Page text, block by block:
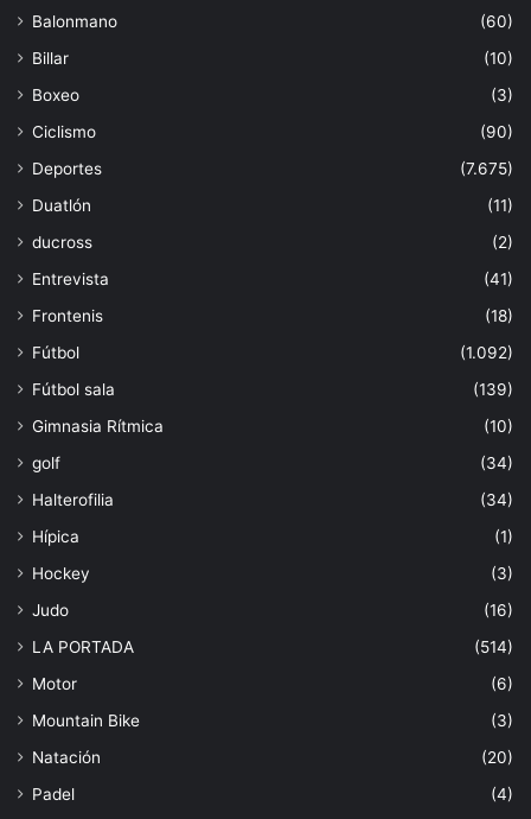
Balonmano
(60)
Billar
(10)
Boxeo
(3)
Ciclismo
(90)
Deportes
(7.675)
Duatlón
(11)
ducross
(2)
Entrevista
(41)
Frontenis
(18)
Fútbol
(1.092)
Fútbol sala
(139)
Gimnasia Rítmica
(10)
golf
(34)
Halterofilia
(34)
Hípica
(1)
Hockey
(3)
Judo
(16)
LA PORTADA
(514)
Motor
(6)
Mountain Bike
(3)
Natación
(20)
Padel
(4)